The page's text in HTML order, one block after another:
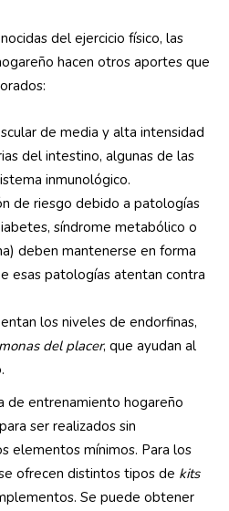
del ejercicio físico, las
hacen otros aportes que
de media y alta intensidad
del intestino, algunas de las
inmunológico.
de riesgo debido a patologías
síndrome metabólico o
deben mantenerse en forma
esas patologías atentan contra
los niveles de endorfinas,
del placer, que ayudan al
de entrenamiento hogareño
ser realizados sin
elementos mínimos. Para los
ofrecen distintos tipos de kits
Se puede obtener